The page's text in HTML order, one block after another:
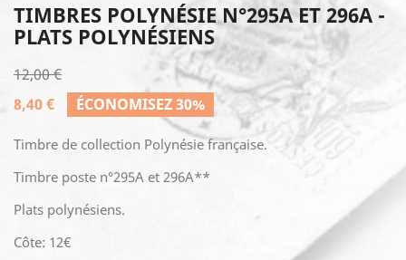
TIMBRES POLYNÉSIE N°295A ET 296A -
PLATS POLYNÉSIENS
12,00 €
8,40 €
ÉCONOMISEZ 30%
Timbre de collection Polynésie française.
Timbre poste n°295A et 296A**
Plats polynésiens.
Côte: 12€